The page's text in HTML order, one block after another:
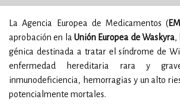
La Agencia Europea de Medicamentos (
aprobación en la Unión Europea de Waskyra,
génica destinada a tratar el síndrome de
enfermedad hereditaria rara y
inmunodeficiencia, hemorragias y un alto
potencialmente mortales.